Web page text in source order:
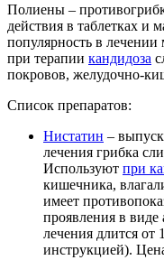
Полиены –
действия в таблетках и
популярность в
при терапии кандидоза
покровов, желудочно-
Список препаратов:
Нистатин –
лечения грибка
Используют при
кишечника,
имеет
проявления в виде
лечения длится от
инструкцией).